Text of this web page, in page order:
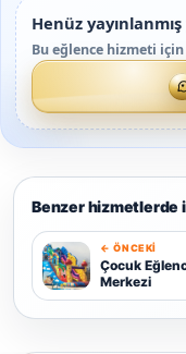
Henüz
Bu eğlence hizmeti
Benzer hizmetlerde
Ç
← ÖNCEKI
Çocuk
Merkezi